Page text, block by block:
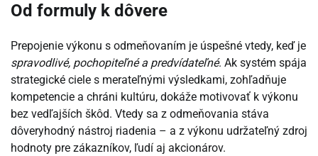
Od formuly k dôvere
Prepojenie výkonu s odmeňovaním je úspešné vtedy, keď je
spravodlivé, pochopiteľné a predvídateľné. Ak systém spája
strategické ciele s merateľnými výsledkami, zohľadňuje
kompetencie a chráni kultúru, dokáže motivovať k výkonu
bez vedľajších škôd. Vtedy sa z odmeňovania stáva
dôveryhodný nástroj riadenia – a z výkonu udržateľný zdroj
hodnoty pre zákazníkov, ľudí aj akcionárov.